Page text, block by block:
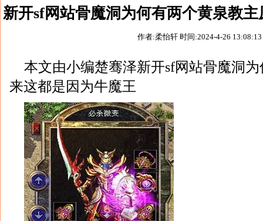
新开sf网站骨魔洞为何有两个黄泉教
王
作者:柔怡轩 时间:2024-4-26 13:08:13
本文由小编楚骞泽新开sf网站骨魔洞
来这都是因为牛魔王